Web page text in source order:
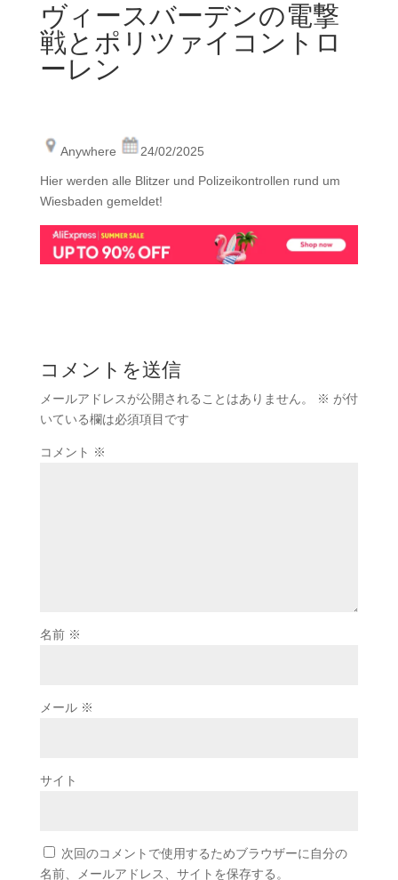
ヴィースバーデンの電撃
戦とポリツァイコントロ
ーレン
Anywhere 24/02/2025
Hier werden alle Blitzer und Polizeikontrollen rund um
Wiesbaden gemeldet!
コメントを送信
メールアドレスが公開されることはありません。 ※ が付
いている欄は必須項目です
コメント ※
名前 ※
メール ※
サイト
次回のコメントで使用するためブラウザーに自分の
名前、メールアドレス、サイトを保存する。